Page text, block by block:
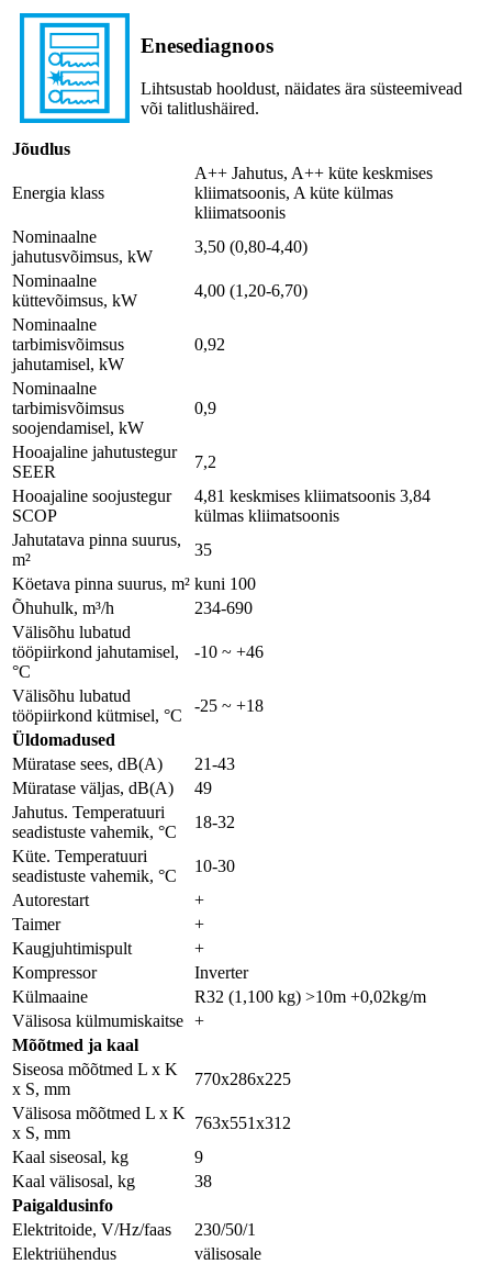
Enesediagnoos
Lihtsustab hooldust, näidates ära süsteemivead
või talitlushäired.
Jõudlus
Energia klass
A++ Jahutus, A++ küte keskmises
kliimatsoonis, A küte külmas
kliimatsoonis
Nominaalne
jahutusvõimsus, kW
3,50 (0,80-4,40)
Nominaalne
küttevõimsus, kW
4,00 (1,20-6,70)
Nominaalne
tarbimisvõimsus
jahutamisel, kW
0,92
Nominaalne
tarbimisvõimsus
soojendamisel, kW
0,9
Hooajaline jahutustegur
SEER
7,2
Hooajaline soojustegur
SCOP
4,81 keskmises kliimatsoonis 3,84
külmas kliimatsoonis
Jahutatava pinna suurus,
m²
35
Köetava pinna suurus, m² kuni 100
Õhuhulk, m³/h
234-690
Välisõhu lubatud
tööpiirkond jahutamisel,
°C
-10 ~ +46
Välisõhu lubatud
tööpiirkond kütmisel, °C
-25 ~ +18
Üldomadused
Müratase sees, dB(A)
21-43
Müratase väljas, dB(A)
49
Jahutus. Temperatuuri
seadistuste vahemik, °C
18-32
Küte. Temperatuuri
seadistuste vahemik, °C
10-30
Autorestart
+
Taimer
+
Kaugjuhtimispult
+
Kompressor
Inverter
Külmaaine
R32 (1,100 kg) >10m +0,02kg/m
Välisosa külmumiskaitse +
Мõõtmed ja kaal
Siseosa mõõtmed L x K
x S, mm
770x286x225
Välisosa mõõtmed L x K
x S, mm
763x551x312
Kaal siseosal, kg
9
Kaal välisosal, kg
38
Paigaldusinfo
Elektritoide, V/Hz/faas
230/50/1
Elektriühendus
välisosale